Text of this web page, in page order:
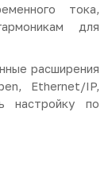
тока,
для
расширения
Ethernet/IP,
настройку по